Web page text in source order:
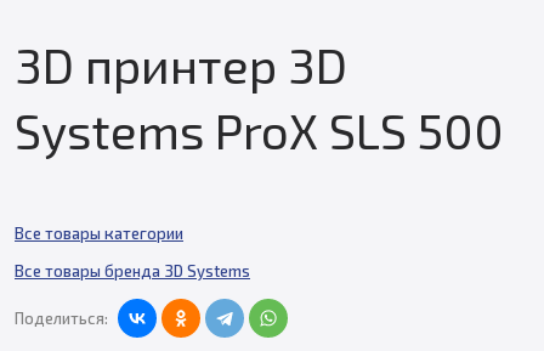
3D принтер 3D
Systems ProX SLS 500
Все товары категории
Все товары бренда 3D Systems
Поделиться: